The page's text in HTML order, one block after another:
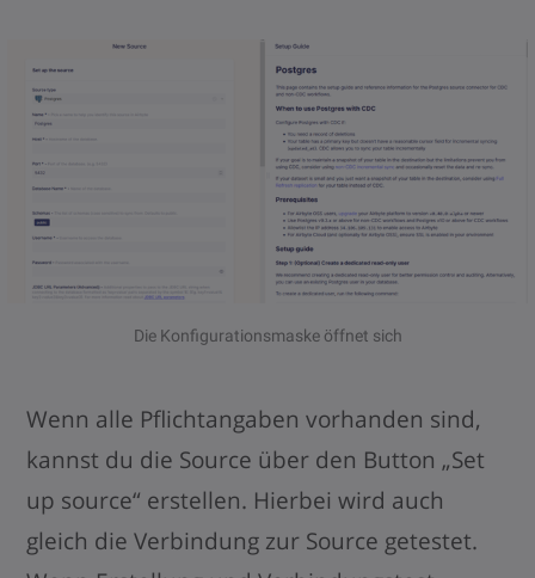
Die Konfigurationsmaske öffnet sich
Wenn alle Pflichtangaben vorhanden sind,
kannst du die Source über den Button „Set
up source“ erstellen. Hierbei wird auch
gleich die Verbindung zur Source getestet.